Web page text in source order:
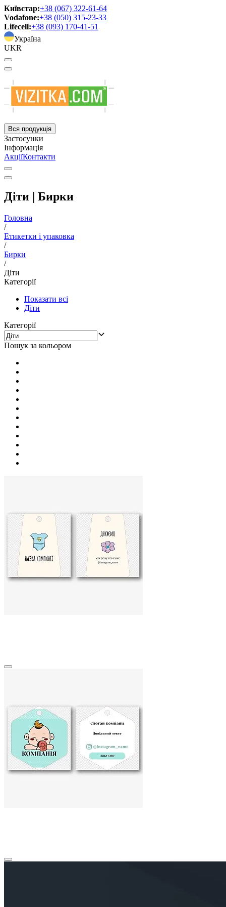
Київстар:+38 (067) 322-61-64
Vodafone:+38 (050) 315-23-33
Lifecell:+38 (093) 170-41-51
Україна
UKR
Вся продукція
Застосунки
Інформація
АкціїКонтакти
Діти | Бирки
Головна
/
Етикетки і упаковка
/
Бирки
/
Діти
Категорії
Показати всі
Діти
Категорії
Пошук за кольором